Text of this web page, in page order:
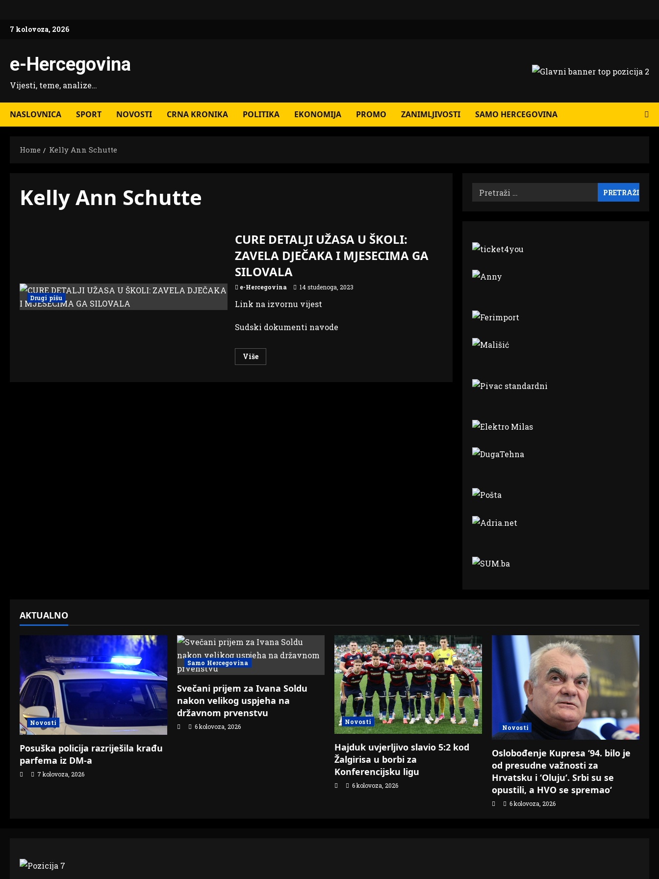
content
7 kolovoza, 2026
e-Hercegovina
Vijesti, teme, analize…
NASLOVNICA SPORT NOVOSTI CRNA KRONIKA POLITIKA EKONOMIJA PROMO ZANIMLJIVOSTI SAMO HERCEGOVINA
Home Kelly Ann Schutte
Kelly Ann Schutte
Drugi pišu
CURE DETALJI UŽASA U ŠKOLI:
ZAVELA DJEČAKA I MJESECIMA GA
SILOVALA
e-Hercegovina 14 studenoga, 2023
Link na izvornu vijest
Sudski dokumenti navode
VišeRead
more
Pretraži:
AKTUALNO
Novosti
Posuška policija razriješila krađu
parfema iz DM-a
7 kolovoza, 2026
Samo Hercegovina
Svečani prijem za Ivana Soldu
nakon velikog uspjeha na
državnom prvenstvu
6 kolovoza, 2026
Novosti
Hajduk uvjerljivo slavio 5:2 kod
Žalgirisa u borbi za
Konferencijsku ligu
6 kolovoza, 2026
Novosti
Oslobođenje Kupresa ‘94. bilo je
od presudne važnosti za
Hrvatsku i ‘Oluju‘. Srbi su se
opustili, a HVO se spremao‘
6 kolovoza, 2026